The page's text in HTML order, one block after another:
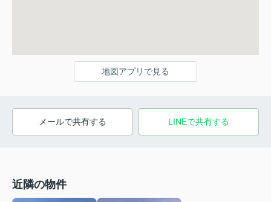
地図アプリで見る
メールで共有する LINEで共有する
近隣の物件